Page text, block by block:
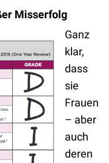
Misserfolg
Ganz
klar,
dass
sie
Frauen
– aber
auch
deren